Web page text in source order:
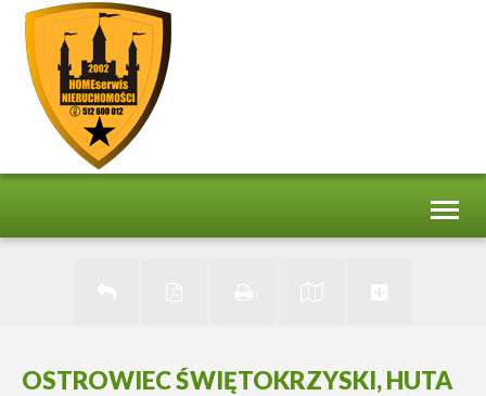
OSTROWIEC ŚWIĘTOKRZYSKI, HUTA